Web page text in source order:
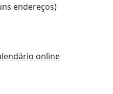
endereços)
online